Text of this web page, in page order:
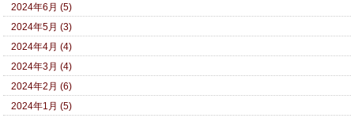
2024年6月 (5)
2024年5月 (3)
2024年4月 (4)
2024年3月 (4)
2024年2月 (6)
2024年1月 (5)